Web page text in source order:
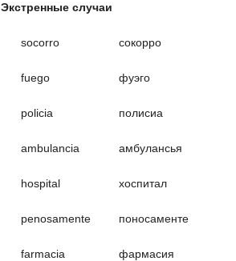
Экстренные случаи
socorro сокорро
fuego фуэго
policia полисиа
ambulancia амбулансья
hospital хоспитал
penosamente поносаменте
farmacia фармасия